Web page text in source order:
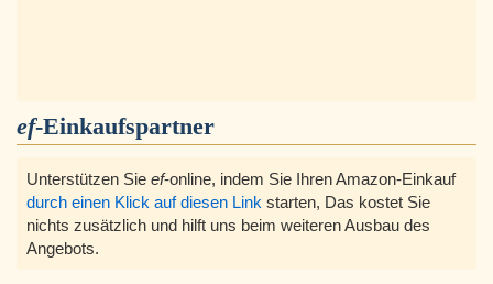
ef-Einkaufspartner
Unterstützen Sie ef-online, indem Sie Ihren Amazon-Einkauf
durch einen Klick auf diesen Link starten, Das kostet Sie
nichts zusätzlich und hilft uns beim weiteren Ausbau des
Angebots.